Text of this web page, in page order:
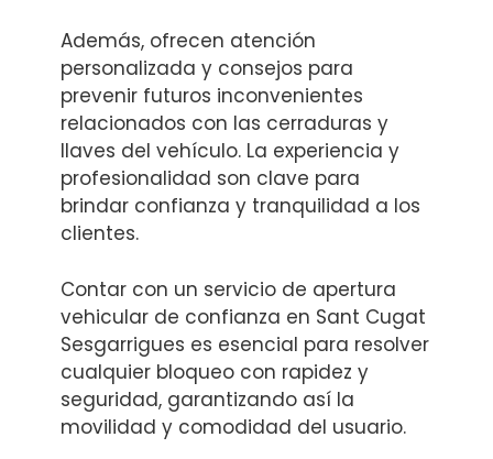
Además, ofrecen atención
personalizada y consejos para
prevenir futuros inconvenientes
relacionados con las cerraduras y
llaves del vehículo. La experiencia y
profesionalidad son clave para
brindar confianza y tranquilidad a los
clientes.
Contar con un servicio de apertura
vehicular de confianza en Sant Cugat
Sesgarrigues es esencial para resolver
cualquier bloqueo con rapidez y
seguridad, garantizando así la
movilidad y comodidad del usuario.